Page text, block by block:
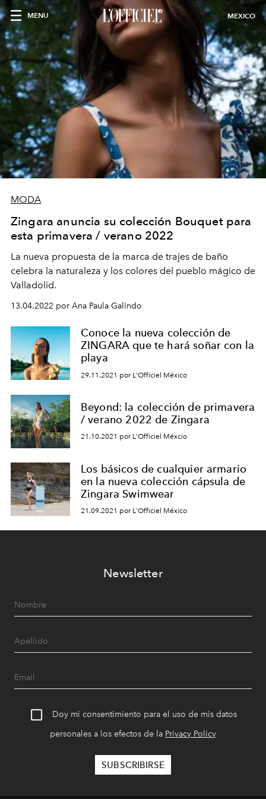
MENU MEXICO
MODA
Zingara anuncia su colección Bouquet para
esta primavera / verano 2022
La nueva propuesta de la marca de trajes de baño
celebra la naturaleza y los colores del pueblo mágico de
Valladolid.
13.04.2022 por Ana Paula Galindo
Conoce la nueva colección de
ZINGARA que te hará soñar con la
playa
29.11.2021 por L'Officiel México
Beyond: la colección de primavera
/ verano 2022 de Zingara
21.10.2021 por L'Officiel Méxcio
Los básicos de cualquier armario
en la nueva colección cápsula de
Zingara Swimwear
21.09.2021 por L'Officiel México
Newsletter
Doy mi consentimiento para el uso de mis datos
personales a los efectos de la Privacy Policy